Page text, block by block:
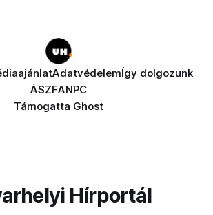
AdatvédelemÍgy dolgozunk
ÁSZFANPC
Támogatta Ghost
Hírportál